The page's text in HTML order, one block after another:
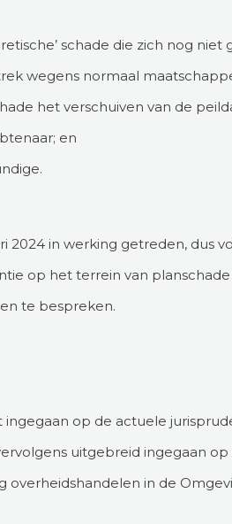
schade die zich nog
wegens normaal
het verschuiven van de
en
2024 in werking getreden, dus
op het terrein van
te bespreken.
op de actuele
uitgebreid ingegaan
overheidshandelen in de